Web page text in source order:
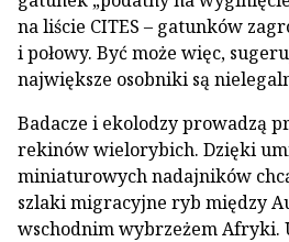
na liście CITES – gatunków
i połowy. Być może więc,
największe osobniki są
Badacze i ekolodzy prowadzą
rekinów wielorybich. Dzięki
miniaturowych nadajników
szlaki migracyjne ryb między
wschodnim wybrzeżem Afryki.